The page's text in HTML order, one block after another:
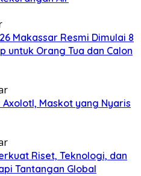
Makassar Resmi Dimulai 8
untuk Orang Tua dan Calon
Axolotl, Maskot yang Nyaris
Riset, Teknologi, dan
Tantangan Global